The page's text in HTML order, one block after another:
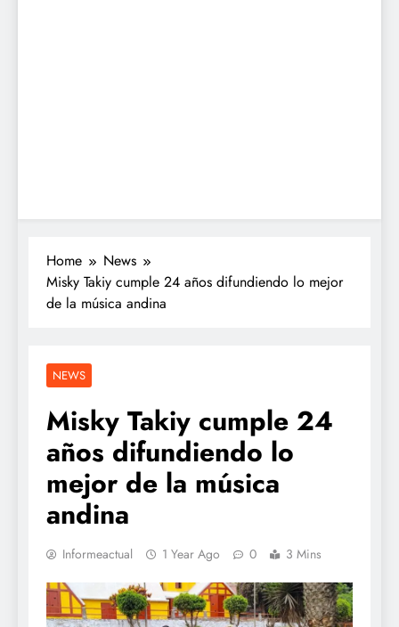
Home
News
Misky Takiy cumple 24 años difundiendo lo mejor
de la música andina
NEWS
Misky Takiy cumple 24
años difundiendo lo
mejor de la música
andina
Informeactual 1 Year Ago 0 3 Mins